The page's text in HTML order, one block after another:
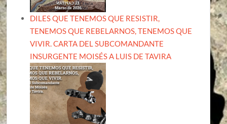
DILES QUE TENEMOS QUE RESISTIR,
TENEMOS QUE REBELARNOS, TENEMOS QUE
VIVIR. CARTA DEL SUBCOMANDANTE
INSURGENTE MOISÉS A LUIS DE TAVIRA